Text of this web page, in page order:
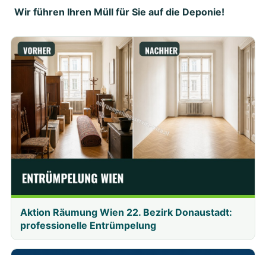
Wir führen Ihren Müll für Sie auf die Deponie!
Aktion Räumung Wien 22. Bezirk Donaustadt:
professionelle Entrümpelung